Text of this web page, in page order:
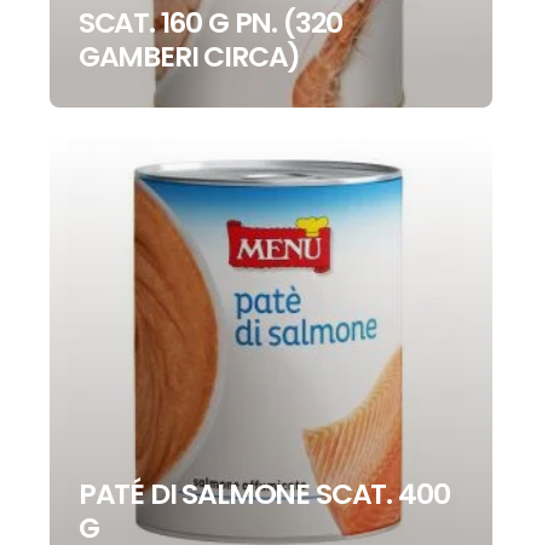
SCAT. 160 G PN. (320
GAMBERI CIRCA)
PATÉ DI SALMONE SCAT. 400
G